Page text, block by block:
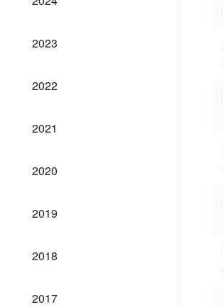
2023
2023
2022
2022
2021
2021
2020
2020
2019
2019
2018
2018
2017
2017